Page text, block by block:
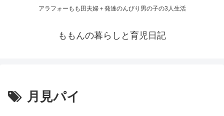
アラフォーもも田夫婦＋発達のんびり男の子の3人生活
ももんの暮らしと育児日記
月見パイ